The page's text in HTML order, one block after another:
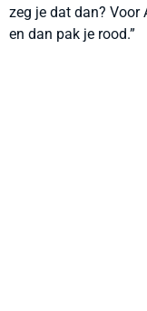
zeg je dat dan? Voor
en dan pak je rood.”